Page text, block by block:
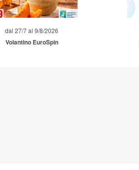
dal 27/7 al 9/8/2026
Volantino EuroSpin